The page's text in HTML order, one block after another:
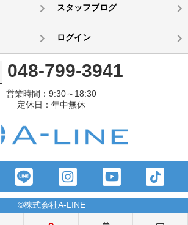
スタッフブログ
ログイン
048-799-3941
営業時間：9:30～18:30
定休日：年中無休
©株式会社A-LINE